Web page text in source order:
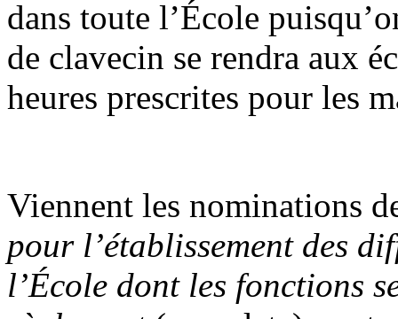
dans toute l’École
de clavecin se rendra aux
heures prescrites pour les
Viennent les nominations
pour l’établissement des
l’École dont les fonctions